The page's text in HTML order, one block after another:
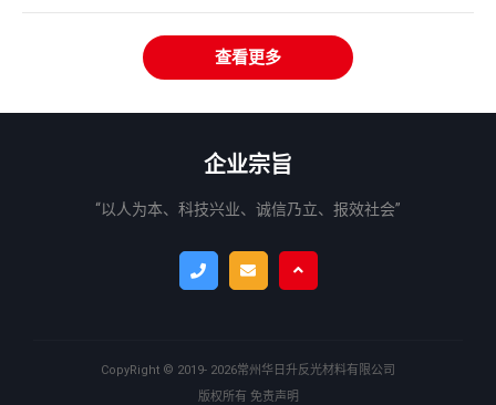
查看更多
企业宗旨
“以人为本、科技兴业、诚信乃立、报效社会”
CopyRight © 2019- 2026常州华日升反光材料有限公司
版权所有 免责声明